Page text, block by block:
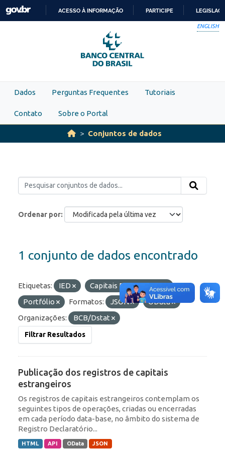
Skip to main content
PARA
O
CONTEÚDO
ACESSO À INFORMAÇÃO PARTICIPE
ENGLISH
Dados Perguntas Frequentes Tutoriais
Contato Sobre o Portal
Conjuntos de dados
Ordenar por
1 conjunto de dados encontrado
Etiquetas: IED
Capitais Estrangeiros
Portfólio
Formatos: JSON
OData
Organizações:
BCB/Dstat
Filtrar Resultados
Publicação dos registros de capitais
estrangeiros
Os registros de capitais estrangeiros contemplam os
seguintes tipos de operações, criadas ou encerradas
em cada período data-base, no âmbito do sistema de
Registro Declaratório...
HTML API OData JSON